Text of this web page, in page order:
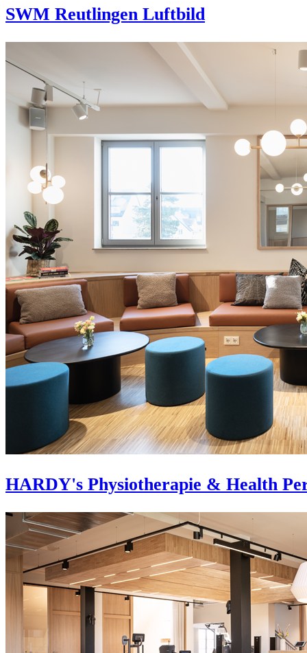
SWM Reutlingen Luftbild
HARDY's Physiotherapie & Health